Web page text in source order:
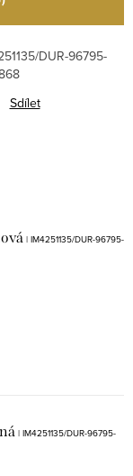
DUR-96795-
Sdílet
| IM4251135/DUR-96795-
| IM4251135/DUR-96795-